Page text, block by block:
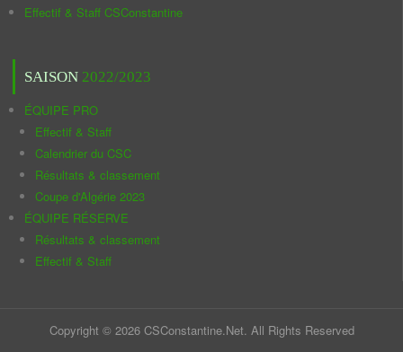
Effectif & Staff CSConstantine
SAISON 2022/2023
ÉQUIPE PRO
Effectif & Staff
Calendrier du CSC
Résultats & classement
Coupe d'Algérie 2023
ÉQUIPE RÉSERVE
Résultats & classement
Effectif & Staff
Copyright © 2026 CSConstantine.Net. All Rights Reserved